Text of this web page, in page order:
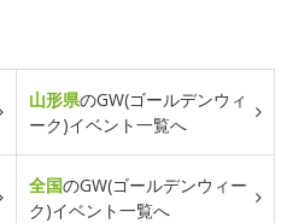
山形県のGW(ゴールデンウィ
ーク)イベント一覧へ
全国のGW(ゴールデンウィー
ク)イベント一覧へ